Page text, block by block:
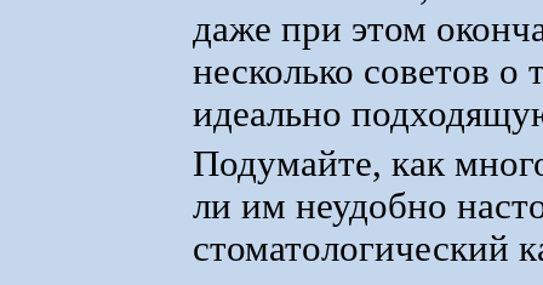
даже при этом
несколько советов о
идеально
Подумайте, как
ли им неудобно
стоматологический